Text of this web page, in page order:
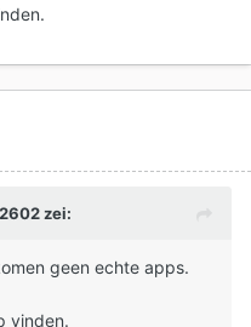
zei:
geen echte apps.
vinden.